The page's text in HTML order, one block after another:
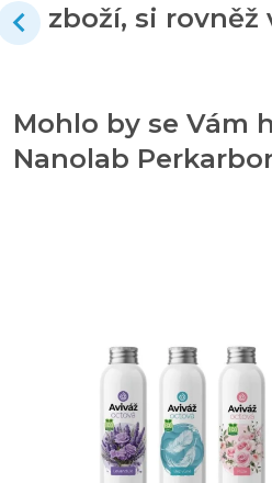
zboží, si rovněž
Mohlo by se Vám
Nanolab